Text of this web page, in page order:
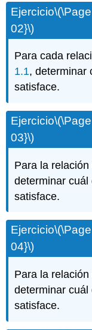
Ejercicio
02}\)
Para cada
1.1, determinar
satisface.
Ejercicio
03}\)
Para la relación
determinar
satisface.
Ejercicio
04}\)
Para la relación
determinar
satisface.